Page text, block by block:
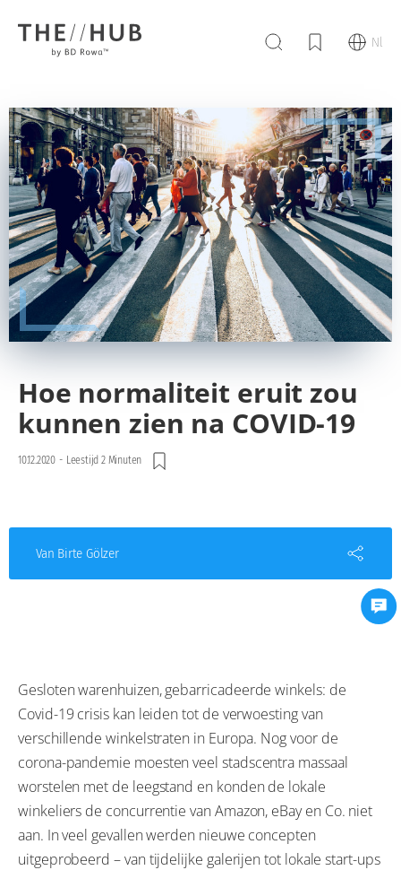
Nl
Hoe normaliteit eruit zou
kunnen zien na COVID-19
10.12.2020 - Leestijd 2 Minuten
Van Birte Gölzer
Gesloten warenhuizen, gebarricadeerde winkels: de
Covid-19 crisis kan leiden tot de verwoesting van
verschillende winkelstraten in Europa. Nog voor de
corona-pandemie moesten veel stadscentra massaal
worstelen met de leegstand en konden de lokale
winkeliers de concurrentie van Amazon, eBay en Co. niet
aan. In veel gevallen werden nieuwe concepten
uitgeprobeerd – van tijdelijke galerijen tot lokale start-ups